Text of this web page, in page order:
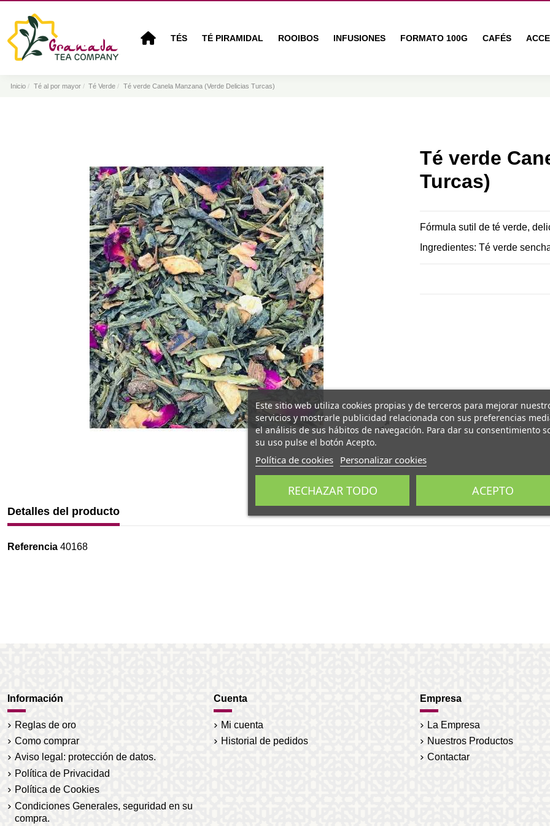
TÉS TÉ PIRAMIDAL ROOIBOS INFUSIONES FORMATO 100G CAFÉS
Inicio Té al por mayor Té Verde Té verde Canela Manzana (Verde Delicias Turcas)
Té verde
Turcas)
Fórmula sutil de té verde,
Ingredientes: Té verde
Detalles del producto
Referencia 40168
Información
Reglas de oro
Como comprar
Aviso legal: protección de datos.
Política de Privacidad
Política de Cookies
Condiciones Generales, seguridad en su
compra.
Cuenta
Mi cuenta
Historial de pedidos
Empresa
La Empresa
Nuestros Productos
Contactar
Este sitio web utiliza cookies propias y de terceros para mejorar
servicios y mostrarle publicidad relacionada con sus preferencias
el análisis de sus hábitos de navegación. Para dar su consentimiento
su uso pulse el botón Acepto.
Política de cookies Personalizar cookies
RECHAZAR TODO ACEPTO